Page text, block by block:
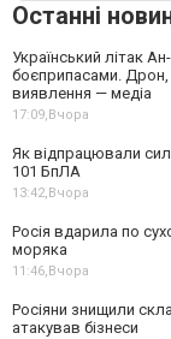
Останні
Український літак
боєприпасами. Дрон,
виявлення — медіа
17:09, Вчора
Як відпрацювали
101 БпЛА
13:42, Вчора
Росія вдарила по
моряка
11:46, Вчора
Росіяни знищили
атакував бізнеси